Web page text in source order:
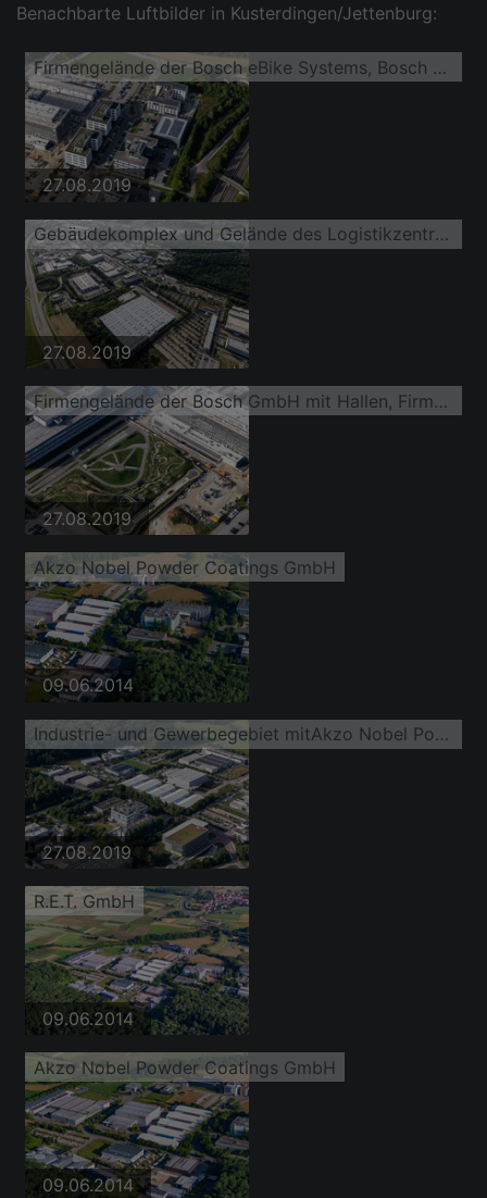
Benachbarte Luftbilder in Kusterdingen/Jettenburg:
Firmengelände der Bosch eBike Systems, Bosch Sensortec mit Hallen, Firmengebäuden und Produktionsstätten
27.08.2019
Gebäudekomplex und Gelände des Logistikzentrums Daimler AG LogistikCenter
27.08.2019
Firmengelände der Bosch GmbH mit Hallen, Firmengebäuden und Produktionsstätten
27.08.2019
Akzo Nobel Powder Coatings GmbH
09.06.2014
Industrie- und Gewerbegebiet mitAkzo Nobel Powder Coatings GmbH, R.E.T. GmbH und Möbel Rieger Lager Reutlingen
27.08.2019
R.E.T. GmbH
09.06.2014
Akzo Nobel Powder Coatings GmbH
09.06.2014